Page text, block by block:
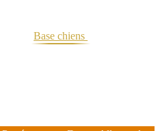
Base chiens